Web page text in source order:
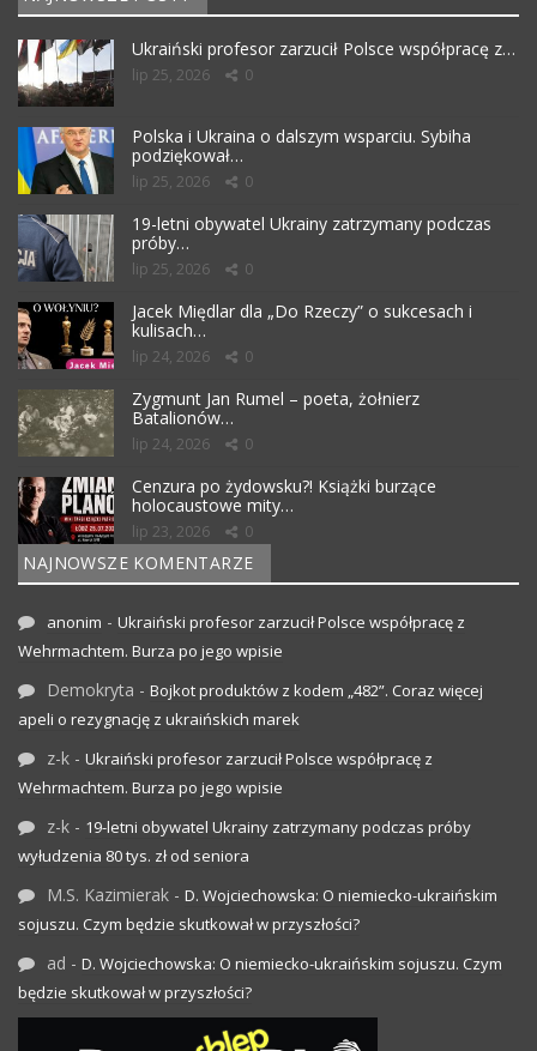
Ukraiński profesor zarzucił Polsce współpracę z…
lip 25, 2026 0
Polska i Ukraina o dalszym wsparciu. Sybiha
podziękował…
lip 25, 2026 0
19-letni obywatel Ukrainy zatrzymany podczas
próby…
lip 25, 2026 0
Jacek Międlar dla „Do Rzeczy” o sukcesach i
kulisach…
lip 24, 2026 0
Zygmunt Jan Rumel – poeta, żołnierz
Batalionów…
lip 24, 2026 0
Cenzura po żydowsku?! Książki burzące
holocaustowe mity…
lip 23, 2026 0
NAJNOWSZE KOMENTARZE
anonim - Ukraiński profesor zarzucił Polsce współpracę z
Wehrmachtem. Burza po jego wpisie
Demokryta - Bojkot produktów z kodem „482”. Coraz więcej
apeli o rezygnację z ukraińskich marek
z-k - Ukraiński profesor zarzucił Polsce współpracę z
Wehrmachtem. Burza po jego wpisie
z-k - 19-letni obywatel Ukrainy zatrzymany podczas próby
wyłudzenia 80 tys. zł od seniora
M.S. Kazimierak - D. Wojciechowska: O niemiecko-ukraińskim
sojuszu. Czym będzie skutkował w przyszłości?
ad - D. Wojciechowska: O niemiecko-ukraińskim sojuszu. Czym
będzie skutkował w przyszłości?